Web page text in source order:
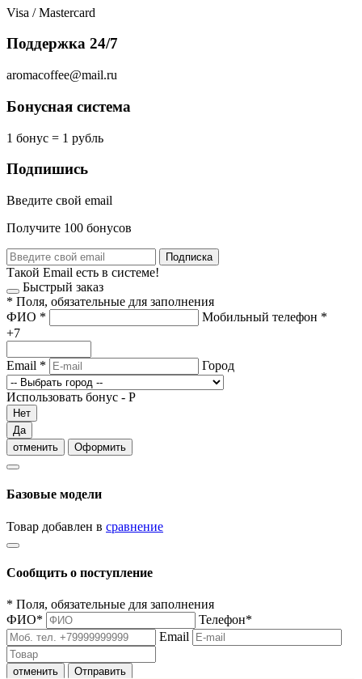
Visa / Mastercard
Поддержка 24/7
aromacoffee@mail.ru
Бонусная система
1 бонус = 1 рубль
Подпишись
Введите свой email
Получите 100 бонусов
Подписка
Такой Email есть в системе!
Быстрый заказ
* Поля, обязательные для заполнения
ФИО * Мобильный телефон *
+7
Email * Город
Использовать бонус - Р
Нет
Да
отменить
Оформить
Базовые модели
Товар добавлен в сравнение
Сообщить о поступление
* Поля, обязательные для заполнения
ФИО* Телефон*
Email
отменить Отправить